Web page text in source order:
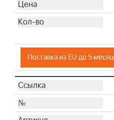
Поставка из EU до 5